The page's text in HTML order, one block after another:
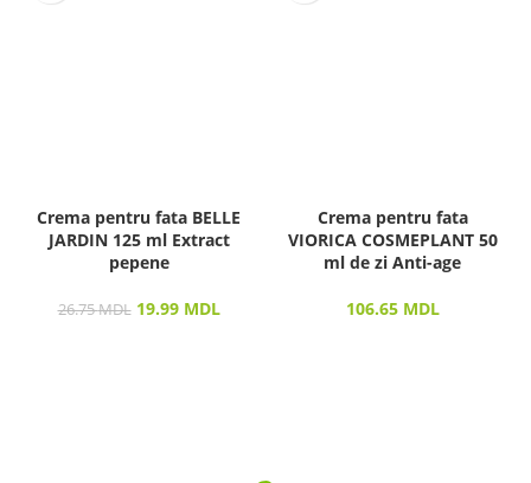
Crema pentru fata BELLE
JARDIN 125 ml Extract
pepene
26.75MDL 19.99 MDL
Crema pentru fata
VIORICA COSMEPLANT 50
ml de zi Anti-age
106.65 MDL